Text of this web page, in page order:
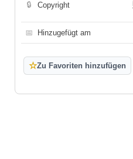
🔒 Copyright
📅 Hinzugefügt am
☆Zu Favoriten hinzufügen